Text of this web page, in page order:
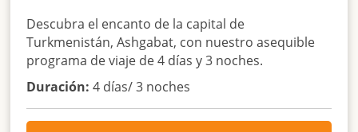
Descubra el encanto de la capital de
Turkmenistán, Ashgabat, con nuestro asequible
programa de viaje de 4 días y 3 noches.
Duración:4 días/ 3 noches